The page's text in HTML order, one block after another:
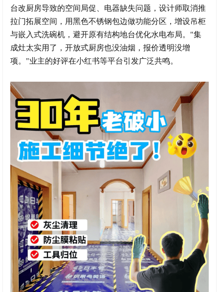
台改厨房导致的空间局促、电器缺失问题，设计师取消推
拉门拓展空间，用黑色不锈钢包边做功能分区，增设吊柜
与嵌入式洗碗机，避开原有结构地台优化水电布局。"集
成灶太实用了，开放式厨房也没油烟，报价透明没增
项。"业主的好评在小红书等平台引发广泛共鸣。